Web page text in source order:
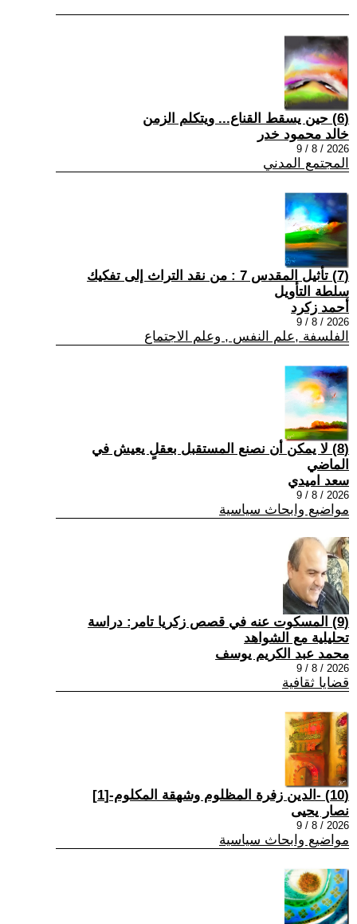
(6) حين يسقط القناع... ويتكلم الزمن
خالد محمود خدر
2026 / 8 / 9
المجتمع المدني
(7) تأثيل المقدس 7 : من نقد التراث إلى تفكيك
سلطة التأويل
أحمد زكرد
2026 / 8 / 9
الفلسفة ,علم النفس , وعلم الاجتماع
(8) لا يمكن أن نصنع المستقبل بعقلٍ يعيش في
الماضي
سعد اميدي
2026 / 8 / 9
مواضيع وابحاث سياسية
(9) المسكوت عنه في قصص زكريا تامر: دراسة
تحليلية مع الشواهد
محمد عبد الكريم يوسف
2026 / 8 / 9
قضايا ثقافية
(10) -الدين زفرة المظلوم وشهقة المكلوم-[1]
نصار يحيى
2026 / 8 / 9
مواضيع وابحاث سياسية